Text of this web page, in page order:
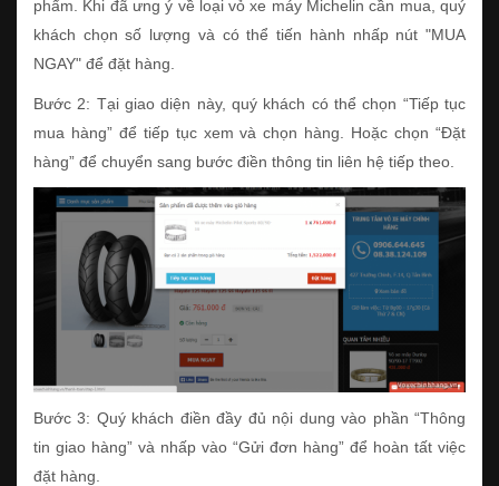
phẩm. Khi đã ưng ý về loại vỏ xe máy Michelin cần mua, quý
khách chọn số lượng và có thể tiến hành nhấp nút "MUA
NGAY" để đặt hàng.
Bước 2: Tại giao diện này, quý khách có thể chọn “Tiếp tục
mua hàng” để tiếp tục xem và chọn hàng. Hoặc chọn “Đặt
hàng” để chuyển sang bước điền thông tin liên hệ tiếp theo.
Bước 3: Quý khách điền đầy đủ nội dung vào phần “Thông
tin giao hàng” và nhấp vào “Gửi đơn hàng” để hoàn tất việc
đặt hàng.